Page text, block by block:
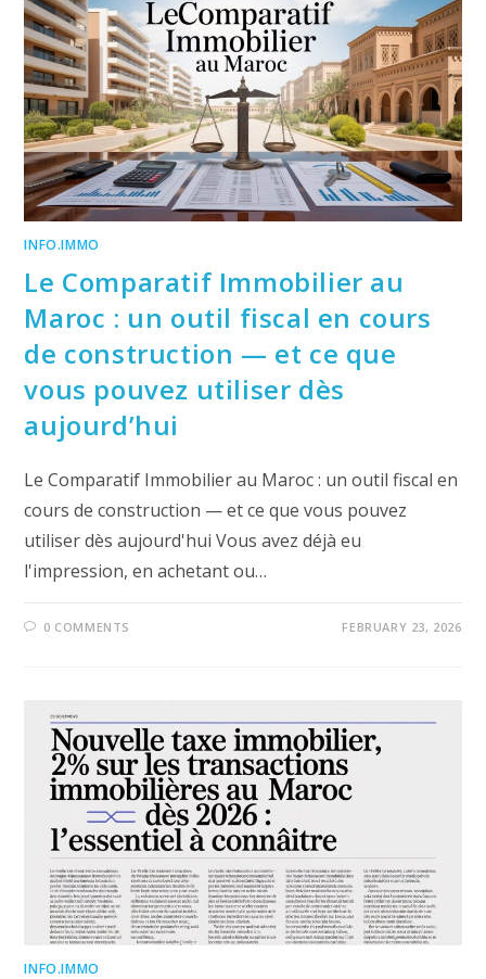
INFO.IMMO
Le Comparatif Immobilier au
Maroc : un outil fiscal en cours
de construction — et ce que
vous pouvez utiliser dès
aujourd’hui
Le Comparatif Immobilier au Maroc : un outil fiscal en
cours de construction — et ce que vous pouvez
utiliser dès aujourd'hui Vous avez déjà eu
l'impression, en achetant ou…
0 COMMENTS FEBRUARY 23, 2026
INFO.IMMO